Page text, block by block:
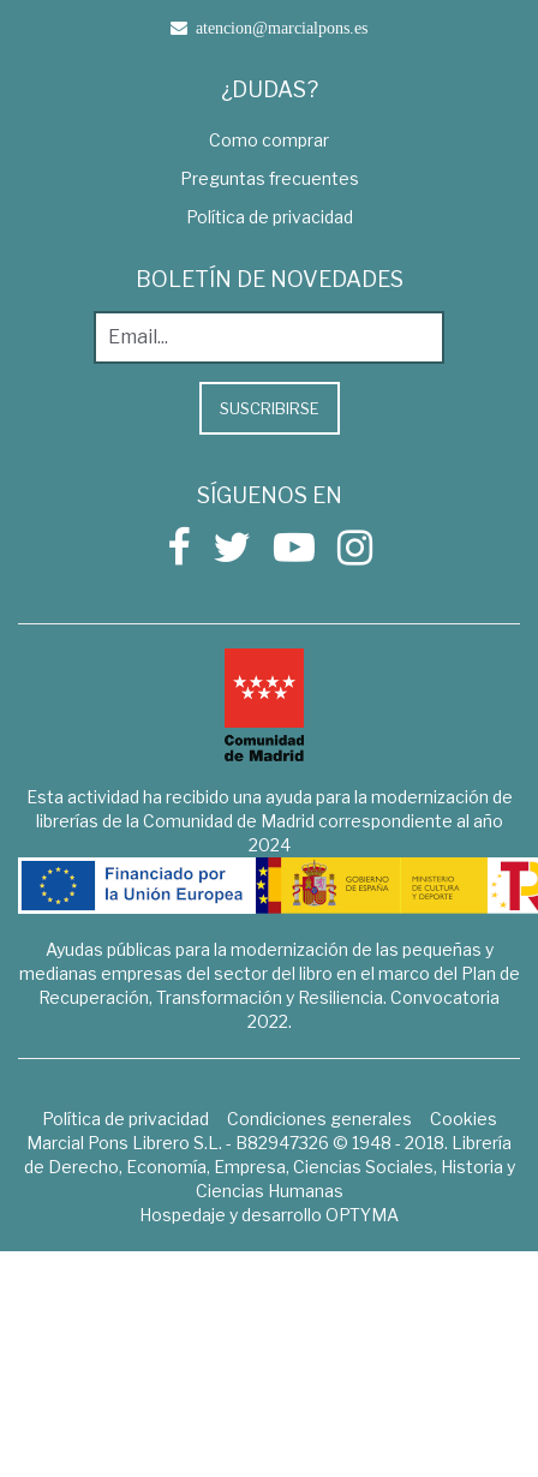
atencion@marcialpons.es
¿DUDAS?
Como comprar
Preguntas frecuentes
Política de privacidad
BOLETÍN DE NOVEDADES
SUSCRIBIRSE
SÍGUENOS EN
Esta actividad ha recibido una ayuda para la modernización de
librerías de la Comunidad de Madrid correspondiente al año
2024
Ayudas públicas para la modernización de las pequeñas y
medianas empresas del sector del libro en el marco del Plan de
Recuperación, Transformación y Resiliencia. Convocatoria
2022.
Política de privacidad Condiciones generales
Cookies
Marcial Pons Librero S.L. - B82947326 © 1948 - 2018. Librería
de Derecho, Economía, Empresa, Ciencias Sociales, Historia y
Ciencias Humanas
Hospedaje y desarrollo OPTYMA